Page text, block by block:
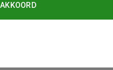
AKKOORD